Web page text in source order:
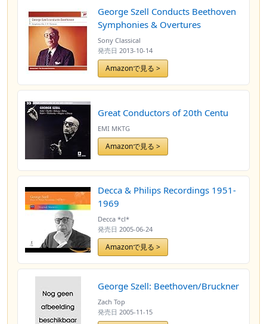
George Szell Conducts Beethoven
Symphonies & Overtures
Sony Classical
発売日 2013-10-14
Amazonで見る >
Great Conductors of 20th Centu
EMI MKTG
Amazonで見る >
Decca & Philips Recordings 1951-
1969
Decca *cl*
発売日 2005-06-24
Amazonで見る >
George Szell: Beethoven/Bruckner
Zach Top
発売日 2005-11-15